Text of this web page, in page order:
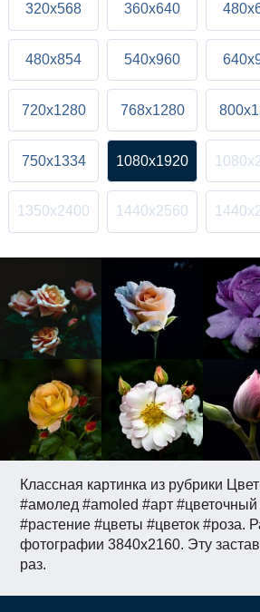
Классная картинка из рубрики
#амолед #amoled #арт #цветочный
#растение #цветы #цветок #роза.
фотографии 3840x2160. Эту
раз.
320x568 360x640
480x854 540x960
720x1280 768x1280
750x1334 1080x1920
1350x2400 1440x2560